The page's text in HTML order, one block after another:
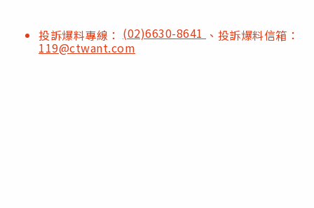
投訴爆料專線： (02)6630-8641 、投訴爆料信箱：
119@ctwant.com